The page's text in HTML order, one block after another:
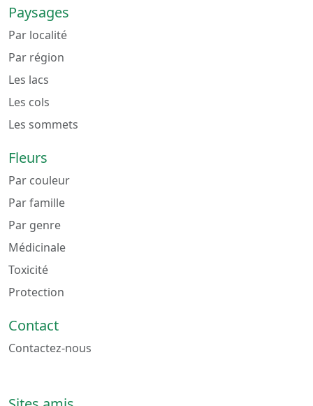
Paysages
Par localité
Par région
Les lacs
Les cols
Les sommets
Fleurs
Par couleur
Par famille
Par genre
Médicinale
Toxicité
Protection
Contact
Contactez-nous